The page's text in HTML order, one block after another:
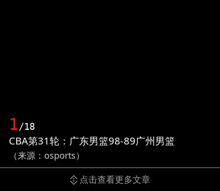
1/18
CBA第31轮：广东男篮98-89广州男篮
（来源：osports）
点击查看更多文章